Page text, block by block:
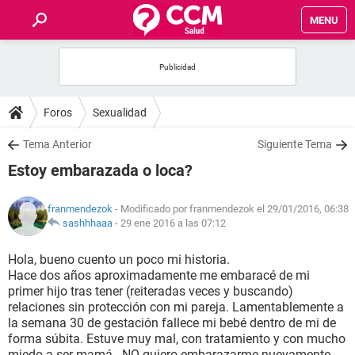
MENU
FOROS
SALUD
FAMILIA
NUTRICIÓN
BIENESTAR
SEXUALIDAD
GLOSARIO
Foros Sexualidad
Tema Anterior Siguiente Tema
Estoy embarazada o loca?
franmendezok - Modificado por franmendezok el 29/01/2016, 06:38
sashhhaaa - 29 ene 2016 a las 07:12
Hola, bueno cuento un poco mi historia.
Hace dos años aproximadamente me embaracé de mi
primer hijo tras tener (reiteradas veces y buscando)
relaciones sin protección con mi pareja. Lamentablemente a
la semana 30 de gestación fallece mi bebé dentro de mi de
forma súbita. Estuve muy mal, con tratamiento y con mucho